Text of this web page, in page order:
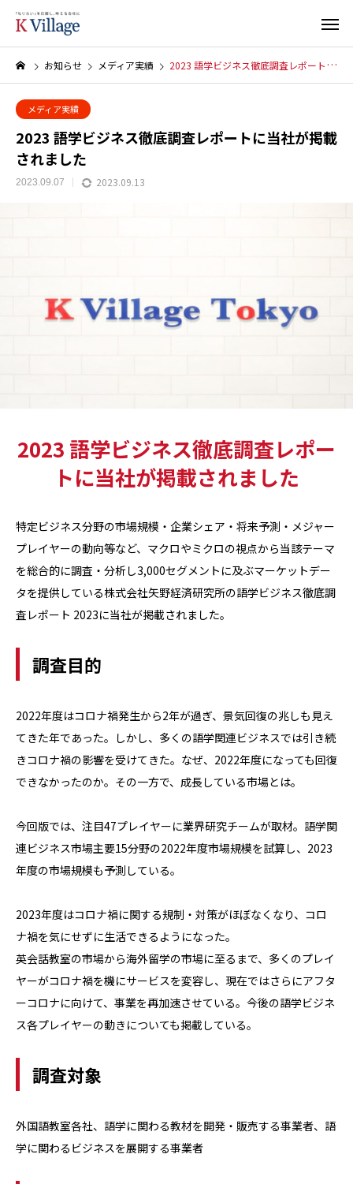
お知らせ メディア実績 2023 語学ビジネス徹底調査レポートに当社が掲載されました
メディア実績
2023 語学ビジネス徹底調査レポートに当社が掲載
されました
2023.09.07 2023.09.13
2023 語学ビジネス徹底調査レポー
トに当社が掲載されました
特定ビジネス分野の市場規模・企業シェア・将来予測・メジャー
プレイヤーの動向等など、マクロやミクロの視点から当該テーマ
を総合的に調査・分析し3,000セグメントに及ぶマーケットデー
タを提供している株式会社矢野経済研究所の語学ビジネス徹底調
査レポート 2023に当社が掲載されました。
調査目的
2022年度はコロナ禍発生から2年が過ぎ、景気回復の兆しも見え
てきた年であった。しかし、多くの語学関連ビジネスでは引き続
きコロナ禍の影響を受けてきた。なぜ、2022年度になっても回復
できなかったのか。その一方で、成長している市場とは。
今回版では、注目47プレイヤーに業界研究チームが取材。語学関
連ビジネス市場主要15分野の2022年度市場規模を試算し、2023
年度の市場規模も予測している。
2023年度はコロナ禍に関する規制・対策がほぼなくなり、コロ
ナ禍を気にせずに生活できるようになった。
英会話教室の市場から海外留学の市場に至るまで、多くのプレイ
ヤーがコロナ禍を機にサービスを変容し、現在ではさらにアフタ
ーコロナに向けて、事業を再加速させている。今後の語学ビジネ
ス各プレイヤーの動きについても掲載している。
調査対象
外国語教室各社、語学に関わる教材を開発・販売する事業者、語
学に関わるビジネスを展開する事業者